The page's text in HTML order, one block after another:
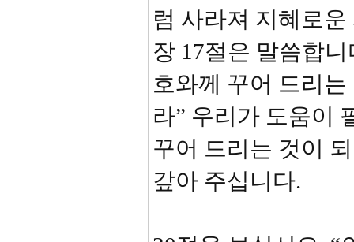
럼 사라져 지혜로
장 17절은 말씀합
호와께 꾸어 드리
라” 우리가 도움이
꾸어 드리는 것이
갚아 주십니다.